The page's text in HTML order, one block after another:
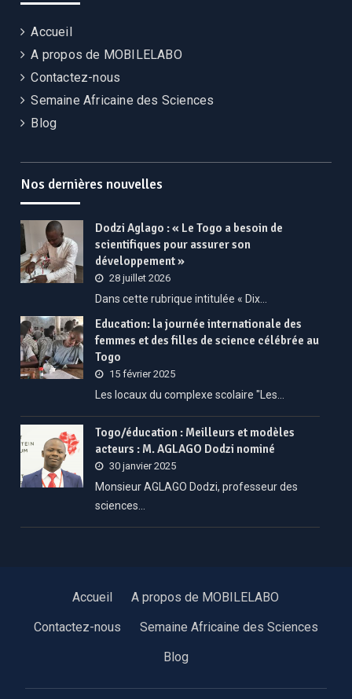
Accueil
A propos de MOBILELABO
Contactez-nous
Semaine Africaine des Sciences
Blog
Nos dernières nouvelles
Dodzi Aglago : « Le Togo a besoin de
scientifiques pour assurer son
développement »
28 juillet 2026
Dans cette rubrique intitulée « Dix…
Education: la journée internationale des
femmes et des filles de science célébrée au
Togo
15 février 2025
Les locaux du complexe scolaire "Les…
Togo/éducation : Meilleurs et modèles
acteurs : M. AGLAGO Dodzi nominé
30 janvier 2025
Monsieur AGLAGO Dodzi, professeur des
sciences…
Accueil
A propos de MOBILELABO
Contactez-nous
Semaine Africaine des Sciences
Blog